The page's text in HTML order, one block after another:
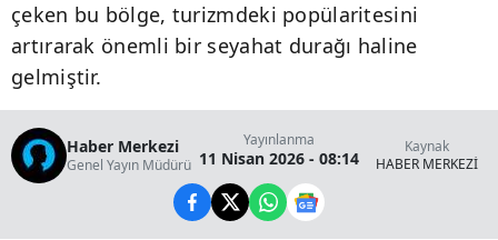
çeken bu bölge, turizmdeki popülaritesini
artırarak önemli bir seyahat durağı haline
gelmiştir.
Haber Merkezi
Genel Yayın Müdürü
Yayınlanma
11 Nisan 2026 - 08:14
Kaynak
HABER MERKEZİ